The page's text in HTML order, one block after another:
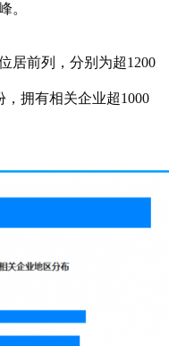
。
居前列，分别为超1200
，拥有相关企业超1000